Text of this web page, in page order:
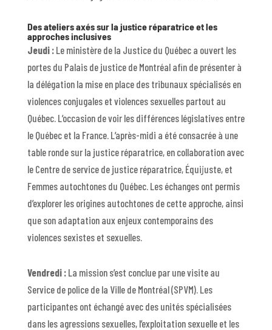
Des ateliers axés sur la justice réparatrice et les
approches inclusives
Jeudi :Le ministère de la Justice du Québec a ouvert les
portes du Palais de justice de Montréal afin de présenter à
la délégation la mise en place des tribunaux spécialisés en
violences conjugales et violences sexuelles partout au
Québec. L’occasion de voir les différences législatives entre
le Québec et la France. L’après-midi a été consacrée à une
table ronde sur la justice réparatrice, en collaboration avec
le Centre de service de justice réparatrice, Équijuste, et
Femmes autochtones du Québec. Les échanges ont permis
d’explorer les origines autochtones de cette approche, ainsi
que son adaptation aux enjeux contemporains des
violences sexistes et sexuelles.
Vendredi :La mission s’est conclue par une visite au
Service de police de la Ville de Montréal (SPVM). Les
participantes ont échangé avec des unités spécialisées
dans les agressions sexuelles, l’exploitation sexuelle et les